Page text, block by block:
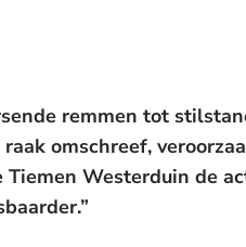
remmen tot
omschreef,
Tiemen Westerduin de